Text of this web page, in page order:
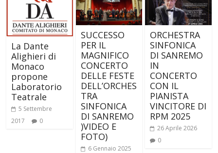
La Dante
Alighieri di
Monaco
propone
Laboratorio
Teatrale
5 Settembre
2017
0
SUCCESSO
PER IL
MAGNIFICO
CONCERTO
DELLE FESTE
DELL’ORCHES
TRA
SINFONICA
DI SANREMO
)VIDEO E
FOTO)
6 Gennaio 2025
ORCHESTRA
SINFONICA
DI SANREMO
IN
CONCERTO
CON IL
PIANISTA
VINCITORE DI
RPM 2025
26 Aprile 2026
0